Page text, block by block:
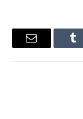
Tumblr
البريد